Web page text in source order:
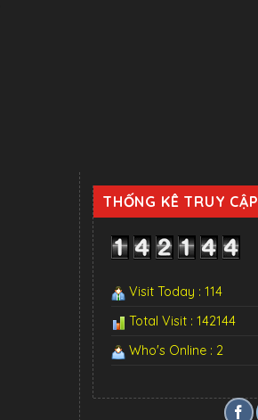
THỐNG KÊ TRUY CẬP
Visit Today : 114
Total Visit : 142144
Who's Online : 2